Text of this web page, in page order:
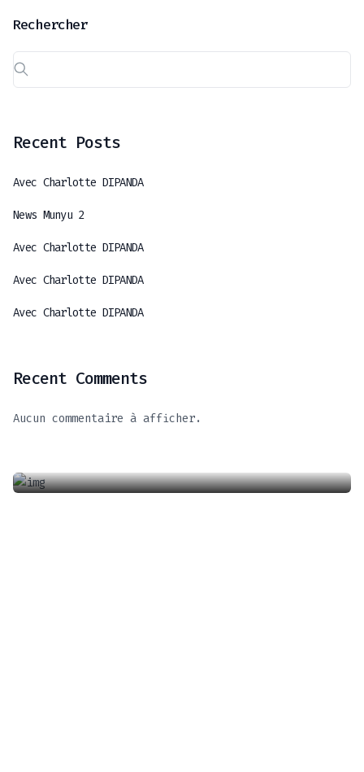
Rechercher
Recent Posts
Avec Charlotte DIPANDA
News Munyu 2
Avec Charlotte DIPANDA
Avec Charlotte DIPANDA
Avec Charlotte DIPANDA
Recent Comments
Aucun commentaire à afficher.
Avec Charlotte DIPANDA